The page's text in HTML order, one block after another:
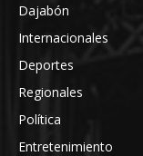
Dajabón
Internacionales
Deportes
Regionales
Política
Entretenimiento